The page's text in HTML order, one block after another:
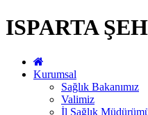
ISPARTA
Kurumsal
Sağlık Bakanımız
Valimiz
İl Sağlık